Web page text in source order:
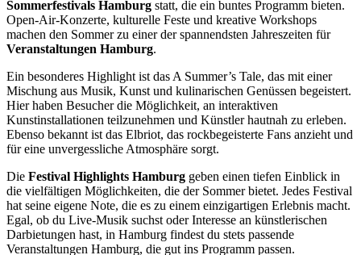
Sommerfestivals Hamburg statt, die ein buntes Programm bieten.
Open-Air-Konzerte, kulturelle Feste und kreative Workshops
machen den Sommer zu einer der spannendsten Jahreszeiten für
Veranstaltungen Hamburg.
Ein besonderes Highlight ist das A Summer’s Tale, das mit einer
Mischung aus Musik, Kunst und kulinarischen Genüssen begeistert.
Hier haben Besucher die Möglichkeit, an interaktiven
Kunstinstallationen teilzunehmen und Künstler hautnah zu erleben.
Ebenso bekannt ist das Elbriot, das rockbegeisterte Fans anzieht und
für eine unvergessliche Atmosphäre sorgt.
Die Festival Highlights Hamburg geben einen tiefen Einblick in
die vielfältigen Möglichkeiten, die der Sommer bietet. Jedes Festival
hat seine eigene Note, die es zu einem einzigartigen Erlebnis macht.
Egal, ob du Live-Musik suchst oder Interesse an künstlerischen
Darbietungen hast, in Hamburg findest du stets passende
Veranstaltungen Hamburg, die gut ins Programm passen.